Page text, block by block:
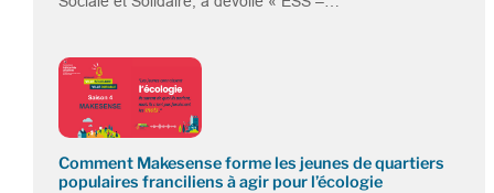
Comment Makesense forme les jeunes de quartiers
populaires franciliens à agir pour l’écologie